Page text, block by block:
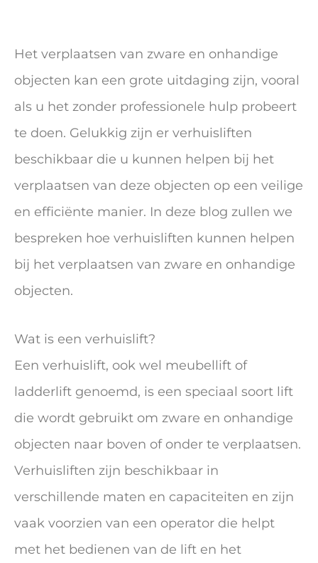
Het verplaatsen van zware en onhandige
objecten kan een grote uitdaging zijn, vooral
als u het zonder professionele hulp probeert
te doen. Gelukkig zijn er verhuisliften
beschikbaar die u kunnen helpen bij het
verplaatsen van deze objecten op een veilige
en efficiënte manier. In deze blog zullen we
bespreken hoe verhuisliften kunnen helpen
bij het verplaatsen van zware en onhandige
objecten.
Wat is een verhuislift?
Een verhuislift, ook wel meubellift of
ladderlift genoemd, is een speciaal soort lift
die wordt gebruikt om zware en onhandige
objecten naar boven of onder te verplaatsen.
Verhuisliften zijn beschikbaar in
verschillende maten en capaciteiten en zijn
vaak voorzien van een operator die helpt
met het bedienen van de lift en het